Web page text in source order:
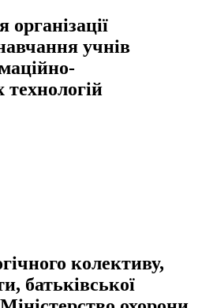
учнів
технологій
колективу,
батьківської